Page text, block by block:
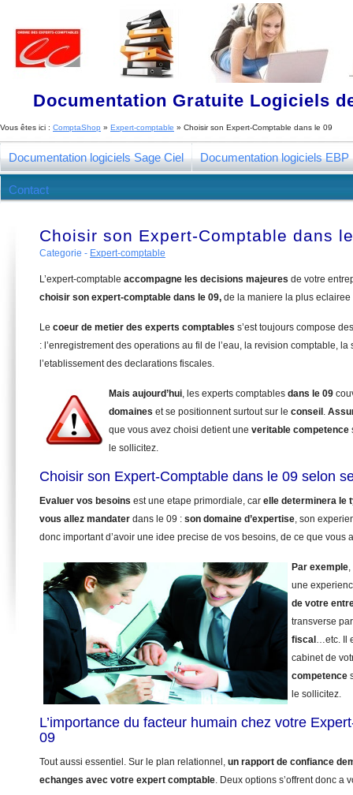
Documentation Gratuite Logiciels
Vous êtes ici : ComptaShop » Expert-comptable » Choisir son Expert-Comptable dans le 09
Documentation logiciels Sage Ciel Documentation logiciels EBP
Contact
Choisir son Expert-Comptable dans
Categorie - Expert-comptable
L’expert-comptable accompagne les decisions majeures de votre
choisir son expert-comptable dans le 09, de la maniere la plus
Le coeur de metier des experts comptables s’est toujours compose
: l’enregistrement des operations au fil de l’eau, la revision comptable, la
l’etablissement des declarations fiscales.
Mais aujourd’hui, les experts comptables dans le 09
domaines et se positionnent surtout sur le conseil .
que vous avez choisi detient une veritable competence
le sollicitez.
Choisir son Expert-Comptable dans le 09 selon
Evaluer vos besoins est une etape primordiale, car elle determinera le
vous allez mandater dans le 09 : son domaine d’expertise, son
donc important d’avoir une idee precise de vos besoins, de ce que vous
Par exemple
une
de votre
transverse
fiscal …etc. Il
cabinet de
competence
le sollicitez.
L’importance du facteur humain chez votre
09
Tout aussi essentiel. Sur le plan relationnel, un rapport de confiance
echanges avec votre expert comptable. Deux options s’offrent donc a